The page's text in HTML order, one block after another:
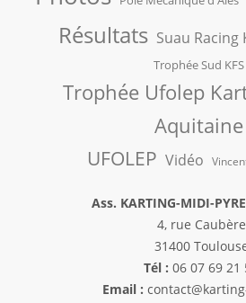
Résultats Suau Racing
Trophée Sud KFS
Trophée Ufolep
Aquitaine
UFOLEP Vidéo
Ass. KARTING-MIDI-
4, rue Caubère
31400
Tél : 06 07 69 21
Email :